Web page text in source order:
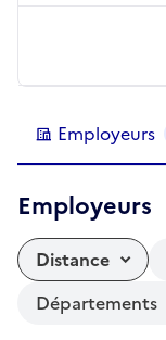
Employeurs
Employeurs
Distance
Départements